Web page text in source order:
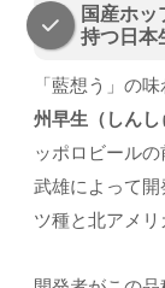
国産ホ
持つ日本
「藍想う」の
州早生（しんし
ッポロビール
武雄によって
ツ種と北アメリ